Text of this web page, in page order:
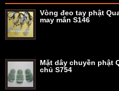
Vòng đeo tay phật
may mắn S146
Mặt dây chuyền phật
chủ S754